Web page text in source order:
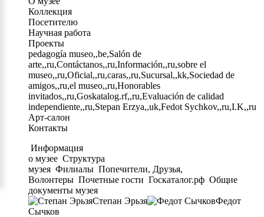
Коллекция
Посетителю
Научная работа
Проекты
pedagogía museo,,be,Salón de
arte,,ru,Contáctanos,,ru,Información,,ru,sobre el
museo,,ru,Oficial,,ru,caras,,ru,Sucursal,,kk,Sociedad de
amigos,,ru,el museo,,ru,Honorables
invitados,,ru,Goskatalog.rf,,ru,Evaluación de calidad
independiente,,ru,Stepan Erzya,,uk,Fedot Sychkov,,ru,I.K,,ru
Арт-салон
Контакты
Информация
о музее Структура
музея Филиалы Попечители, Друзья,
Волонтеры Почетные гости Госкаталог.рф Общие
документы музея
Степан Эрьзя
Федот
Сычков